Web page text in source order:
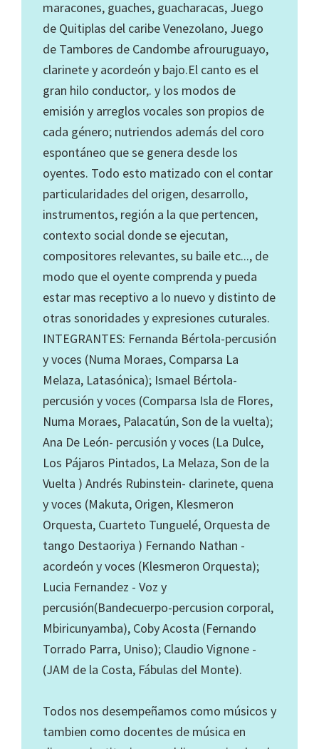
maracones, guaches, guacharacas, Juego
de Quitiplas del caribe Venezolano, Juego
de Tambores de Candombe afrouruguayo,
clarinete y acordeón y bajo.El canto es el
gran hilo conductor,. y los modos de
emisión y arreglos vocales son propios de
cada género; nutriendos además del coro
espontáneo que se genera desde los
oyentes. Todo esto matizado con el contar
particularidades del origen, desarrollo,
instrumentos, región a la que pertencen,
contexto social donde se ejecutan,
compositores relevantes, su baile etc..., de
modo que el oyente comprenda y pueda
estar mas receptivo a lo nuevo y distinto de
otras sonoridades y expresiones cuturales.
INTEGRANTES: Fernanda Bértola-percusión
y voces (Numa Moraes, Comparsa La
Melaza, Latasónica); Ismael Bértola-
percusión y voces (Comparsa Isla de Flores,
Numa Moraes, Palacatún, Son de la vuelta);
Ana De León- percusión y voces (La Dulce,
Los Pájaros Pintados, La Melaza, Son de la
Vuelta ) Andrés Rubinstein- clarinete, quena
y voces (Makuta, Origen, Klesmeron
Orquesta, Cuarteto Tunguelé, Orquesta de
tango Destaoriya ) Fernando Nathan -
acordeón y voces (Klesmeron Orquesta);
Lucia Fernandez - Voz y
percusión(Bandecuerpo-percusion corporal,
Mbiricunyamba), Coby Acosta (Fernando
Torrado Parra, Uniso); Claudio Vignone -
(JAM de la Costa, Fábulas del Monte).
Todos nos desempeñamos como músicos y
tambien como docentes de música en